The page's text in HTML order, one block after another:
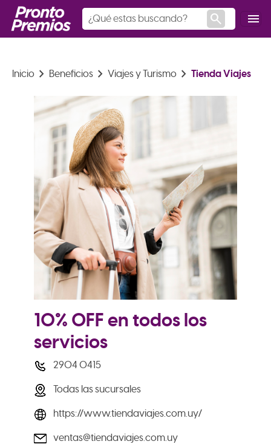
search menu
Iniciokeyboard_arrow_right Beneficioskeyboard_arrow_right Viajes y Turismokeyboard_arrow_right Tienda Viajes
10% OFF en todos los
servicios
2904 0415
Todas las sucursales
https://www.tiendaviajes.com.uy/
ventas@tiendaviajes.com.uy